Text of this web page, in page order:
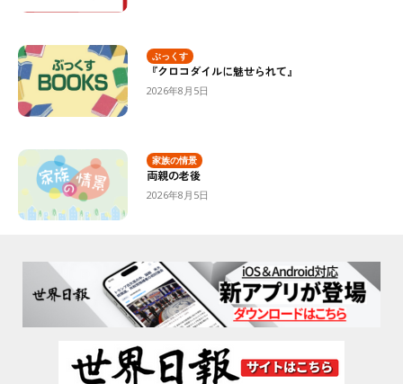
ぶっくす
『クロコダイルに魅せられて』
2026年8月5日
家族の情景
両親の老後
2026年8月5日